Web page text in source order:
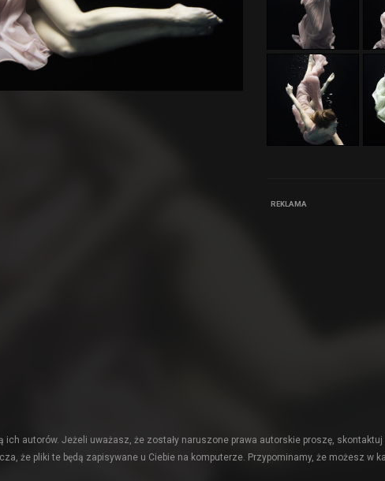
REKLAMA
ich autorów. Jeżeli uważasz, że zostały naruszone prawa autorskie proszę,
że pliki te będą zapisywane u Ciebie na komputerze. Przypominamy, że możesz